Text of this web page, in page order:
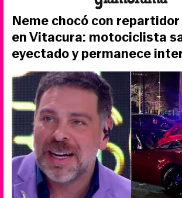
Neme chocó con
en Vitacura: motociclista
eyectado y permanece